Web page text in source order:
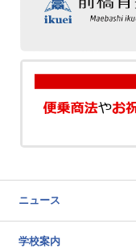
ニュース
学校案内